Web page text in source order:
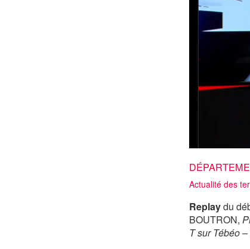
territoriale »
Actualité des
Replaydu
BOUTRON,
T sur Tébéo